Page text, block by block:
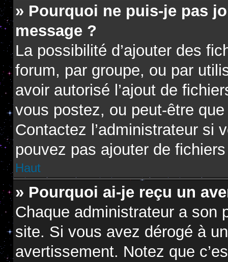
» Pourquoi ne puis-je pas
message ?
La possibilité d’ajouter des
forum, par groupe, ou par
avoir autorisé l’ajout de
vous postez, ou peut-être
Contactez l’administrateur si
pouvez pas ajouter de
Haut
» Pourquoi ai-je reçu un
Chaque administrateur a son
site. Si vous avez dérogé à
avertissement. Notez que